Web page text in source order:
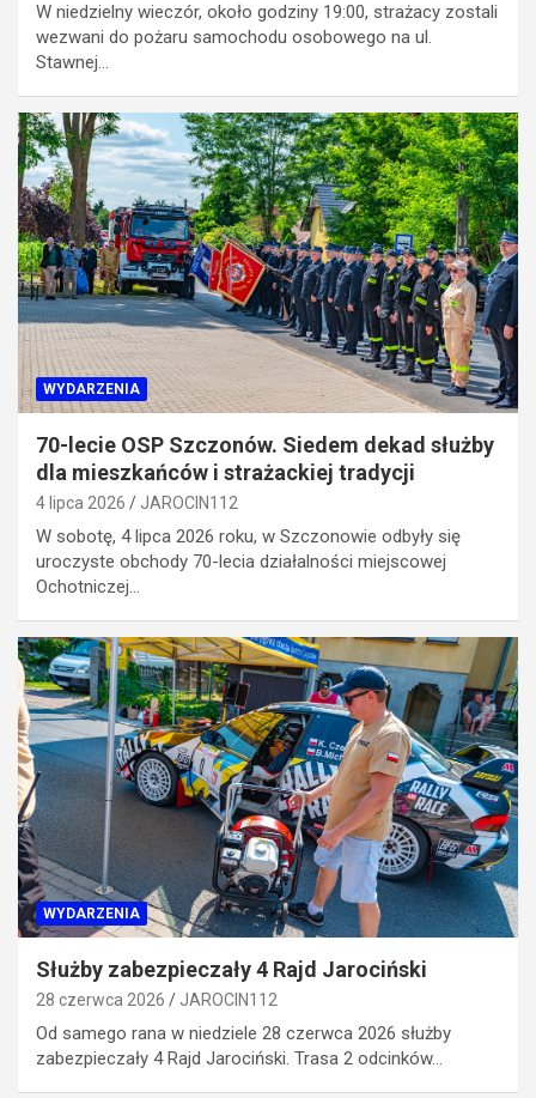
W niedzielny wieczór, około godziny 19:00, strażacy zostali
wezwani do pożaru samochodu osobowego na ul.
Stawnej…
WYDARZENIA
70-lecie OSP Szczonów. Siedem dekad służby
dla mieszkańców i strażackiej tradycji
4 lipca 2026 JAROCIN112
W sobotę, 4 lipca 2026 roku, w Szczonowie odbyły się
uroczyste obchody 70-lecia działalności miejscowej
Ochotniczej…
WYDARZENIA
Służby zabezpieczały 4 Rajd Jarociński
28 czerwca 2026 JAROCIN112
Od samego rana w niedziele 28 czerwca 2026 służby
zabezpieczały 4 Rajd Jarociński. Trasa 2 odcinków…